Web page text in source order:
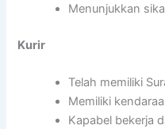
Menunjukkan
Kurir
Telah memiliki
Memiliki
Kapabel bekerja